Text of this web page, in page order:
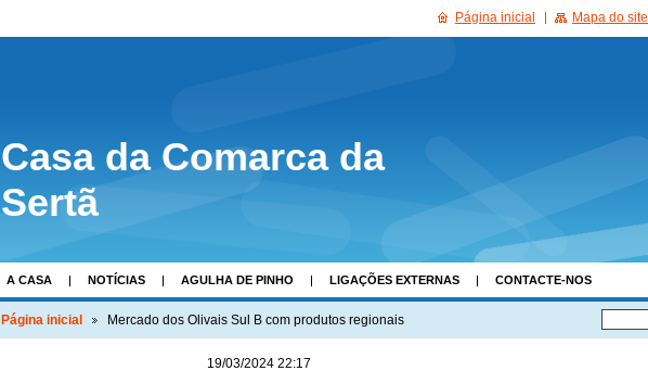
Casa da Comarca da
Sertã
A CASA NOTÍCIAS AGULHA DE PINHO LIGAÇÕES EXTERNAS CONTACTE-NOS
Página inicial Mercado dos Olivais Sul B com produtos regionais
19/03/2024 22:17
Página inicial Mapa do site